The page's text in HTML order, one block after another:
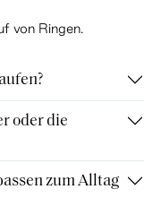
von Ringen.
oder die
zum Alltag